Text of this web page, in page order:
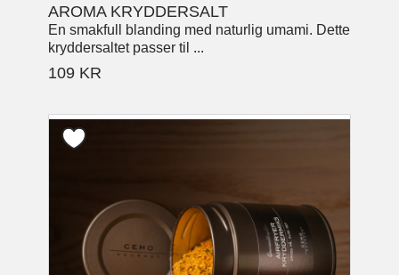
AROMA KRYDDERSALT
En smakfull blanding med naturlig umami. Dette
kryddersaltet passer til ...
109 KR